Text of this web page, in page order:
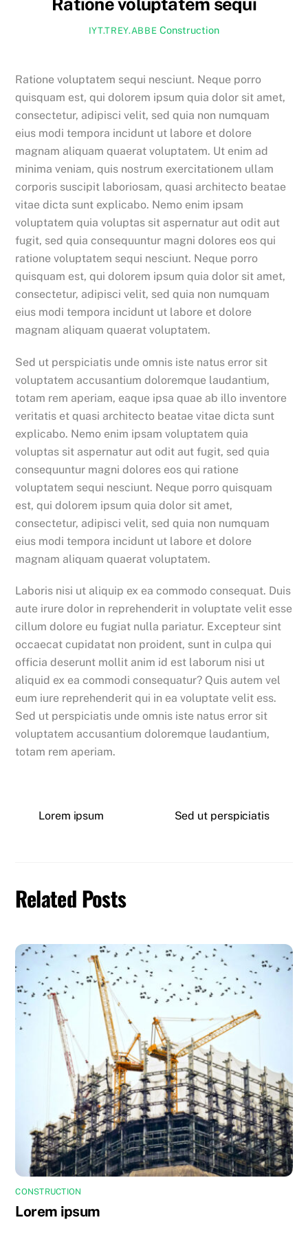
IYT.TREY.ABBE Construction
Ratione voluptatem sequi nesciunt. Neque porro
quisquam est, qui dolorem ipsum quia dolor sit amet,
consectetur, adipisci velit, sed quia non numquam
eius modi tempora incidunt ut labore et dolore
magnam aliquam quaerat voluptatem. Ut enim ad
minima veniam, quis nostrum exercitationem ullam
corporis suscipit laboriosam, quasi architecto beatae
vitae dicta sunt explicabo. Nemo enim ipsam
voluptatem quia voluptas sit aspernatur aut odit aut
fugit, sed quia consequuntur magni dolores eos qui
ratione voluptatem sequi nesciunt. Neque porro
quisquam est, qui dolorem ipsum quia dolor sit amet,
consectetur, adipisci velit, sed quia non numquam
eius modi tempora incidunt ut labore et dolore
magnam aliquam quaerat voluptatem.
Sed ut perspiciatis unde omnis iste natus error sit
voluptatem accusantium doloremque laudantium,
totam rem aperiam, eaque ipsa quae ab illo inventore
veritatis et quasi architecto beatae vitae dicta sunt
explicabo. Nemo enim ipsam voluptatem quia
voluptas sit aspernatur aut odit aut fugit, sed quia
consequuntur magni dolores eos qui ratione
voluptatem sequi nesciunt. Neque porro quisquam
est, qui dolorem ipsum quia dolor sit amet,
consectetur, adipisci velit, sed quia non numquam
eius modi tempora incidunt ut labore et dolore
magnam aliquam quaerat voluptatem.
Laboris nisi ut aliquip ex ea commodo consequat. Duis
aute irure dolor in reprehenderit in voluptate velit esse
cillum dolore eu fugiat nulla pariatur. Excepteur sint
occaecat cupidatat non proident, sunt in culpa qui
officia deserunt mollit anim id est laborum nisi ut
aliquid ex ea commodi consequatur? Quis autem vel
eum iure reprehenderit qui in ea voluptate velit ess.
Sed ut perspiciatis unde omnis iste natus error sit
voluptatem accusantium doloremque laudantium,
totam rem aperiam.
Lorem ipsum Sed ut perspiciatis
Related Posts
CONSTRUCTION
Lorem ipsum